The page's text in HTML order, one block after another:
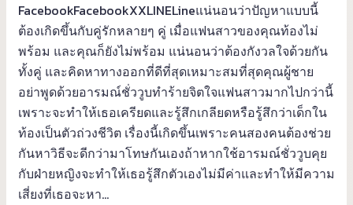
FacebookFacebookXXLINELineแน่นอนว่าปัญหาแบบนี้
ต้องเกิดขึ้นกับคู่รักหลายๆ คู่ เมื่อแฟนสาวของคุณท้องไม่
พร้อม และคุณก็ยังไม่พร้อม แน่นอนว่าต้องกังวลใจด้วยกัน
ทั้งคู่ และคิดหาทางออกที่ดีที่สุดเหมาะสมที่สุดคุณผู้ชาย
อย่าพูดด้วยอารมณ์ชั่ววูบทำร้ายจิตใจแฟนสาวมากไปกว่านี้
เพราะจะทำให้เธอเครียดและรู้สึกเกลียดหรือรู้สึกว่าเด็กใน
ท้องเป็นตัวถ่วงชีวิต เรื่องนี้เกิดขึ้นเพราะคนสองคนต้องช่วย
กันหาวิธีจะดีกว่ามาโทษกันเองถ้าหากใช้อารมณ์ชั่ววูบคุย
กับฝ่ายหญิงจะทำให้เธอรู้สึกตัวเองไม่มีค่าและทำให้มีความ
เสี่ยงที่เธอจะหา…